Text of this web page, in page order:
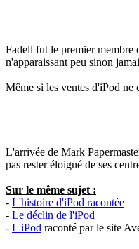
Fadell fut le premier membre
n'apparaissant peu sinon
Même si les ventes d'iPod ne
L'arrivée de Mark
pas rester éloigné de ses
Sur le même sujet :
- L'histoire d'iPod racontée
- Le déclin de l'iPod
- L'iPod raconté par le site